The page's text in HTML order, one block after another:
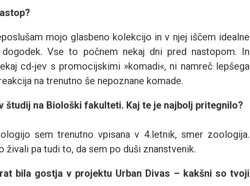
mojo glasbeno kolekcijo in v njej iščem idealne
dogodek. Vse to počnem nekaj dni pred nastopom. In
cd-jev s promocijskimi »komadi«, ni namreč lepšega
na trenutno še nepoznane komade.
študij na Biološki fakulteti. Kaj te je najbolj pritegnilo?
sem trenutno vpisana v 4.letnik, smer zoologija.
živali pa tudi to, da sem po duši znanstvenik.
bila gostja v projektu Urban Divas – kakšni so tvoji